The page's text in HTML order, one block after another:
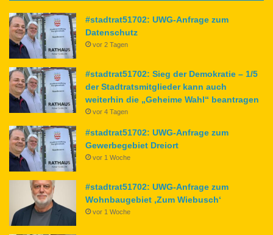
#stadtrat51702: UWG-Anfrage zum
Datenschutz
vor 2 Tagen
#stadtrat51702: Sieg der Demokratie – 1/5
der Stadtratsmitglieder kann auch
weiterhin die „Geheime Wahl“ beantragen
vor 4 Tagen
#stadtrat51702: UWG-Anfrage zum
Gewerbegebiet Dreiort
vor 1 Woche
#stadtrat51702: UWG-Anfrage zum
Wohnbaugebiet ‚Zum Wiebusch‘
vor 1 Woche